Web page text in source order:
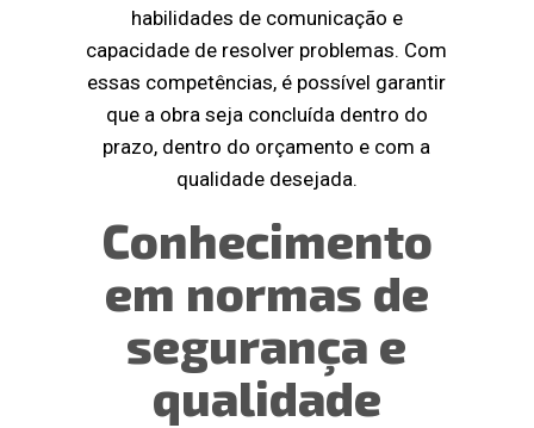
habilidades de comunicação e
capacidade de resolver problemas. Com
essas competências, é possível garantir
que a obra seja concluída dentro do
prazo, dentro do orçamento e com a
qualidade desejada.
Conhecimento
em normas de
segurança e
qualidade